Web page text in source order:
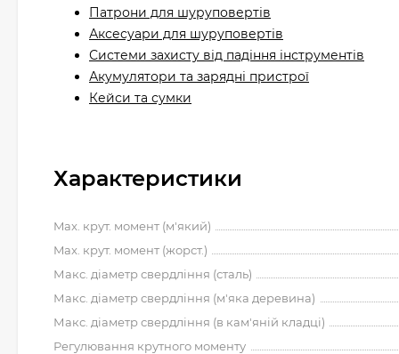
Патрони для шуруповертів
Аксесуари для шуруповертів
Системи захисту від падіння інструментів
Акумулятори та зарядні пристрої
Кейси та сумки
Характеристики
Max. крут. момент (м'який)
Max. крут. момент (жорст.)
Макс. діаметр свердління (сталь)
Макс. діаметр свердління (м'яка деревина)
Макс. діаметр свердління (в кам'яній кладці)
Регулювання крутного моменту